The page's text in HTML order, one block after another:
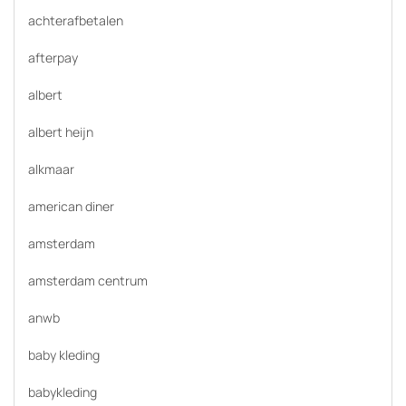
achterafbetalen
afterpay
albert
albert heijn
alkmaar
american diner
amsterdam
amsterdam centrum
anwb
baby kleding
babykleding